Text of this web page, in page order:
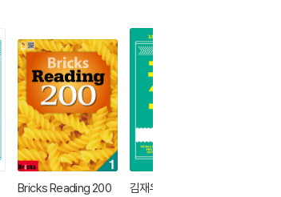
Bricks Reading 200
김재우의 구동사 100